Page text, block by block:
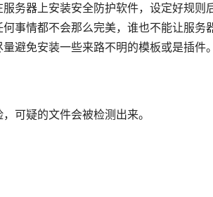
务器上安装安全防护软件，设定好规则
事情都不会那么完美，谁也不能让服务
避免安装一些来路不明的模板或是插件
可疑的文件会被检测出来。